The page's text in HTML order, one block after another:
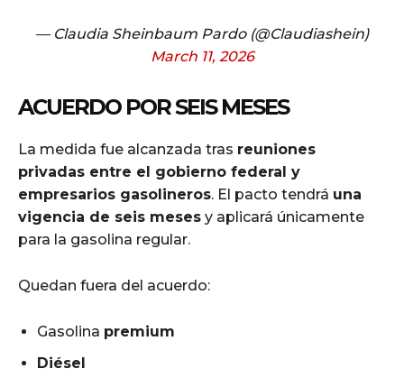
— Claudia Sheinbaum Pardo (@Claudiashein)
March 11, 2026
ACUERDO POR SEIS MESES
La medida fue alcanzada tras reuniones
privadas entre el gobierno federal y
empresarios gasolineros. El pacto tendrá una
vigencia de seis meses y aplicará únicamente
para la gasolina regular.
Quedan fuera del acuerdo:
Gasolina premium
Diésel